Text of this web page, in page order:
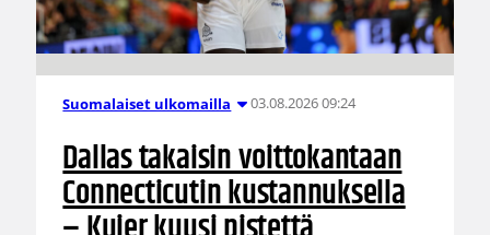
Suomalaiset ulkomailla 03.08.2026 09:24
Dallas takaisin voittokantaan
Connecticutin kustannuksella